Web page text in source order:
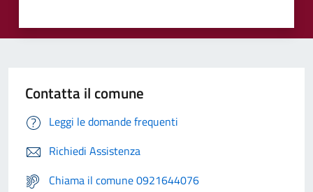
Contatta il comune
Leggi le domande frequenti
Richiedi Assistenza
Chiama il comune 0921644076